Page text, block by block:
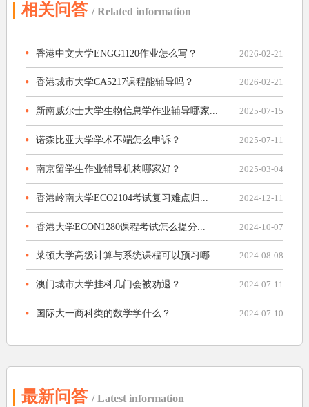
相关问答 / Related information
香港中文大学ENGG1120作业怎么写？ 2026-02-21
香港城市大学CA5217课程能辅导吗？ 2026-02-21
新南威尔士大学生物信息学作业辅导哪家... 2025-07-15
诺森比亚大学学术不端怎么申诉？ 2025-07-11
南京留学生作业辅导机构哪家好？ 2025-03-04
香港岭南大学ECO2104考试复习难点归... 2024-12-11
香港大学ECON1280课程考试怎么提分... 2024-10-07
莱顿大学高级计算与系统课程可以预习哪... 2024-08-08
澳门城市大学挂科几门会被劝退？ 2024-07-11
国际大一商科类的数学学什么？ 2024-07-10
最新问答 / Latest information